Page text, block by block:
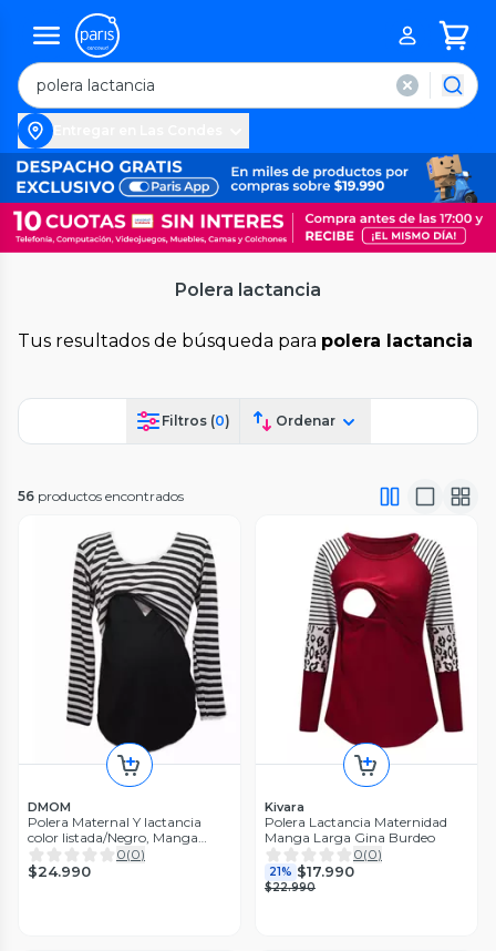
Polera lactancia
Tus resultados de búsqueda para polera lactancia
Filtros (0) Ordenar
56 productos encontrados
DMOM
Polera Maternal Y lactancia
color listada/Negro, Manga
Larga
0(0)
$24.990
Kivara
Polera Lactancia Maternidad
Manga Larga Gina Burdeo
0(0)
21% $17.990
$22.990